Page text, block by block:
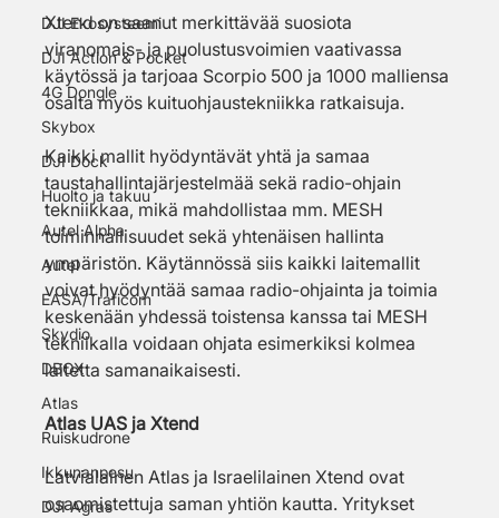
DJI Ekosysteemi
DJI Action & Pocket
4G Dongle
Skybox
DJI Dock
Huolto ja takuu
Autel Alpha
Autel
EASA/Traficom
Skydio
DBOX
Atlas
Ruiskudrone
Ikkunanpesu
DJI Agras
Xtend on saanut merkittävää suosiota
viranomais- ja puolustusvoimien vaativassa
käytössä ja tarjoaa Scorpio 500 ja 1000 malliensa
osalta myös kuituohjaustekniikka ratkaisuja.
Kaikki mallit hyödyntävät yhtä ja samaa
taustahallintajärjestelmää sekä radio-ohjain
tekniikkaa, mikä mahdollistaa mm. MESH
toiminnallisuudet sekä yhtenäisen hallinta
ympäristön. Käytännössä siis kaikki laitemallit
voivat hyödyntää samaa radio-ohjainta ja toimia
keskenään yhdessä toistensa kanssa tai MESH
tekniikalla voidaan ohjata esimerkiksi kolmea
laitetta samanaikaisesti.
Atlas UAS ja Xtend
Latvialainen Atlas ja Israelilainen Xtend ovat
osaomistettuja saman yhtiön kautta. Yritykset